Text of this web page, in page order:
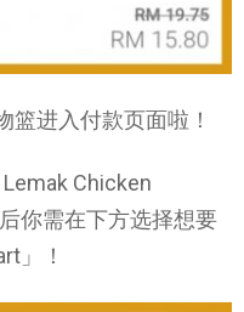
进入付款页面啦！
Chicken
你需在下方选择想要
」！